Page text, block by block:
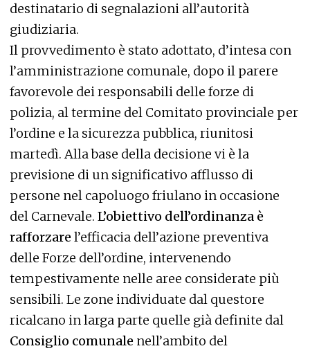
destinatario di segnalazioni all’autorità
giudiziaria.
Il provvedimento è stato adottato, d’intesa con
l’amministrazione comunale, dopo il parere
favorevole dei responsabili delle forze di
polizia, al termine del Comitato provinciale per
l’ordine e la sicurezza pubblica, riunitosi
martedì. Alla base della decisione vi è la
previsione di un significativo afflusso di
persone nel capoluogo friulano in occasione
del Carnevale. L’obiettivo dell’ordinanza è
rafforzare l’efficacia dell’azione preventiva
delle Forze dell’ordine, intervenendo
tempestivamente nelle aree considerate più
sensibili. Le zone individuate dal questore
ricalcano in larga parte quelle già definite dal
Consiglio comunale nell’ambito del